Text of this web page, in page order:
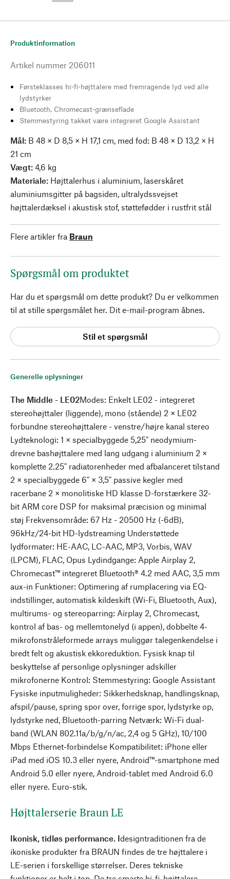
Generelle oplysninger
The Middle - LE02Modes: Enkelt LE02 - integreret
stereohøjttaler (liggende), mono (stående) 2 × LE02
forbundne stereohøjttalere - venstre/højre kanal stereo
Lydteknologi: 1 × specialbyggede 5,25" neodymium-
drevne bashøjttalere med lang udgang i aluminium 2 ×
komplette 2.25" radiatorenheder med afbalanceret tilstand
2 × specialbyggede 6" × 3,5" passive kegler med
racerbane 2 × monolitiske HD klasse D-forstærkere 32-
bit ARM core DSP for maksimal præcision og minimal
støj Frekvensområde: 67 Hz - 20500 Hz (-6dB),
96kHz/24-bit HD-lydstreaming Understøttede
lydformater: HE-AAC, LC-AAC, MP3, Vorbis, WAV
(LPCM), FLAC, Opus Lydindgange: Apple Airplay 2,
Chromecast™ integreret Bluetooth® 4.2 med AAC, 3,5 mm
aux-in Funktioner: Optimering af rumplacering via EQ-
indstillinger, automatisk kildeskift (Wi-Fi, Bluetooth, Aux),
multirums- og stereoparring: Airplay 2, Chromecast,
kontrol af bas- og mellemtonelyd (i appen), dobbelte 4-
mikrofonstråleformede arrays muliggør talegenkendelse i
bredt felt og akustisk ekkoreduktion. Fysisk knap til
beskyttelse af personlige oplysninger adskiller
mikrofonerne Kontrol: Stemmestyring: Google Assistant
Fysiske inputmuligheder: Sikkerhedsknap, handlingsknap,
afspil/pause, spring spor over, forrige spor, lydstyrke op,
lydstyrke ned, Bluetooth-parring Netværk: Wi-Fi dual-
band (WLAN 802.11a/b/g/n/ac, 2,4 og 5 GHz), 10/100
Mbps Ethernet-forbindelse Kompatibilitet: iPhone eller
iPad med iOS 10.3 eller nyere, Android™-smartphone med
Android 5.0 eller nyere, Android-tablet med Android 6.0
eller nyere. Euro-stik.
Højttalerserie Braun LE
Ikonisk, tidløs performance. Idesigntraditionen fra de
ikoniske produkter fra BRAUN findes de tre højttalere i
LE-serien i forskellige størrelser. Deres tekniske
Produktinformation
Artikel nummer 206011
Førsteklasses hi-fi-højttalere med fremragende lyd ved alle
lydstyrker
Bluetooth, Chromecast-grænseflade
Stemmestyring takket være integreret Google Assistant
Mål: B 48 × D 8,5 × H 17,1 cm, med fod: B 48 × D 13,2 × H
21 cm
Vægt: 4,6 kg
Materiale: Højttalerhus i aluminium, laserskåret
aluminiumsgitter på bagsiden, ultralydssvejset
højttalerdæksel i akustisk stof, støttefødder i rustfrit stål
Flere artikler fra Braun
Spørgsmål om produktet
Har du et spørgsmål om dette produkt? Du er velkommen
til at stille spørgsmålet her. Dit e-mail-program åbnes.
Stil et spørgsmål